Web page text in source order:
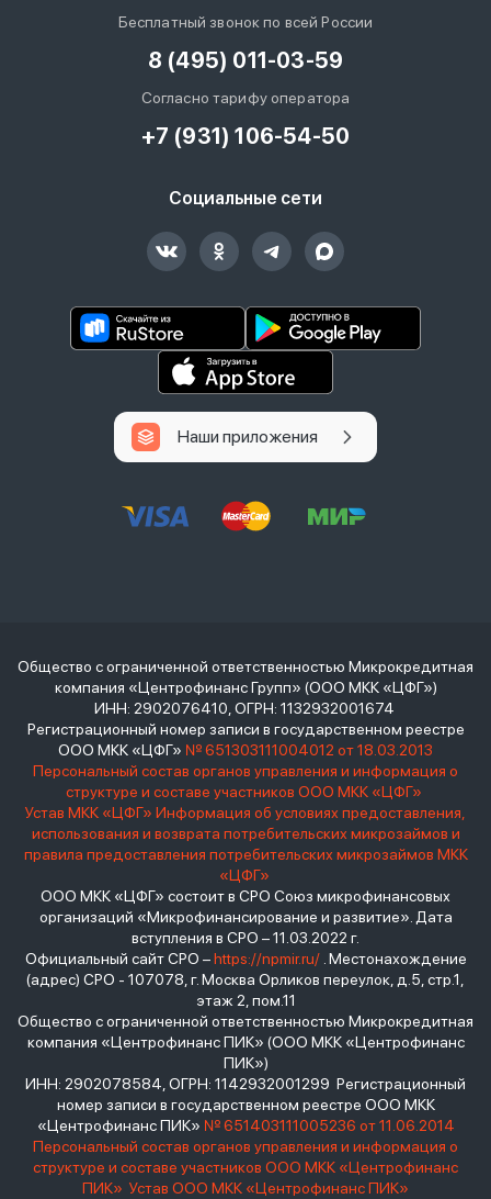
Бесплатный звонок по всей России
8 (495) 011-03-59
Согласно тарифу оператора
+7 (931) 106-54-50
Социальные сети
Наши приложения
Общество с ограниченной ответственностью Микрокредитная
компания «Центрофинанс Групп» (ООО МКК «ЦФГ»)
ИНН: 2902076410, ОГРН: 1132932001674
Регистрационный номер записи в государственном реестре
ООО МКК «ЦФГ» № 651303111004012 от 18.03.2013
Персональный состав органов управления и информация о
структуре и составе участников ООО МКК «ЦФГ»
Устав МКК «ЦФГ» Информация об условиях предоставления,
использования и возврата потребительских микрозаймов и
правила предоставления потребительских микрозаймов МКК
«ЦФГ»
ООО МКК «ЦФГ» состоит в СРО Союз микрофинансовых
организаций «Микрофинансирование и развитие». Дата
вступления в СРО – 11.03.2022 г.
Официальный сайт СРО –https://npmir.ru/. Местонахождение
(адрес) СРО - 107078, г. Москва Орликов переулок, д.5, стр.1,
этаж 2, пом.11
Общество с ограниченной ответственностью Микрокредитная
компания «Центрофинанс ПИК» (ООО МКК «Центрофинанс
ПИК»)
ИНН: 2902078584, ОГРН: 1142932001299 Регистрационный
номер записи в государственном реестре ООО МКК
«Центрофинанс ПИК» № 651403111005236 от 11.06.2014
Персональный состав органов управления и информация о
структуре и составе участников ООО МКК «Центрофинанс
ПИК» Устав ООО МКК «Центрофинанс ПИК»